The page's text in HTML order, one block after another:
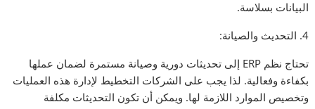
البيانات بسلاسة.
4. التحديث والصيانة:
تحتاج نظم ERP إلى تحديثات دورية وصيانة مستمرة لضمان عملها
بكفاءة وفعالية. لذا يجب على الشركات التخطيط لإدارة هذه العمليات
وتخصيص الموارد اللازمة لها. ويمكن أن تكون التحديثات مكلفة